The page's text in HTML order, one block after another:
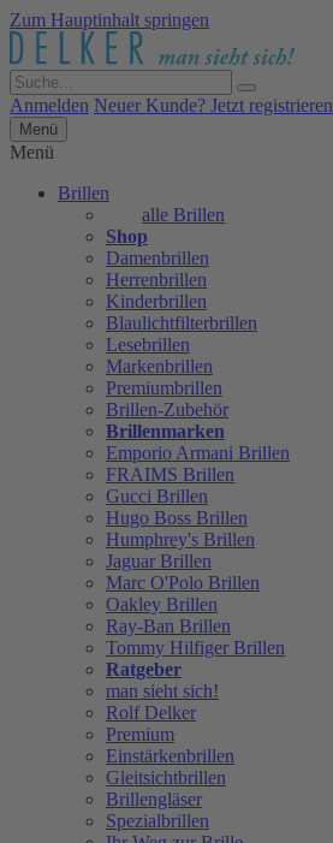
Zum Hauptinhalt springen
Anmelden Neuer Kunde? Jetzt registrieren
Menü
Menü
Brillen
alle Brillen
Shop
Damenbrillen
Herrenbrillen
Kinderbrillen
Blaulichtfilterbrillen
Lesebrillen
Markenbrillen
Premiumbrillen
Brillen-Zubehör
Brillenmarken
Emporio Armani Brillen
FRAIMS Brillen
Gucci Brillen
Hugo Boss Brillen
Humphrey's Brillen
Jaguar Brillen
Marc O'Polo Brillen
Oakley Brillen
Ray-Ban Brillen
Tommy Hilfiger Brillen
Ratgeber
man sieht sich!
Rolf Delker
Premium
Einstärkenbrillen
Gleitsichtbrillen
Brillengläser
Spezialbrillen